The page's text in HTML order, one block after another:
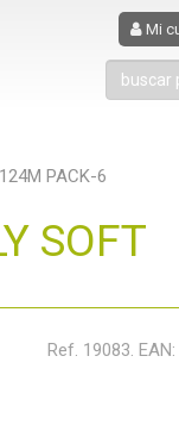
Mi
PACK-6
SOFT
Ref. 19083.